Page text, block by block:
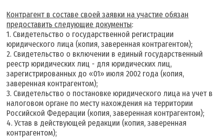
Контрагент в составе своей заявки на участие обязан
предоставить следующие документы:
1. Свидетельство о государственной регистрации
юридического лица (копия, заверенная контрагентом);
2. Свидетельство о включении в единый государственный
реестр юридических лиц - для юридических лиц,
зарегистрированных до «01» июля 2002 года (копия,
заверенная контрагентом);
3. Свидетельство о постановке юридического лица на учет в
налоговом органе по месту нахождения на территории
Российской Федерации (копия, заверенная контрагентом);
4. Устав в действующей редакции (копия, заверенная
контрагентом);